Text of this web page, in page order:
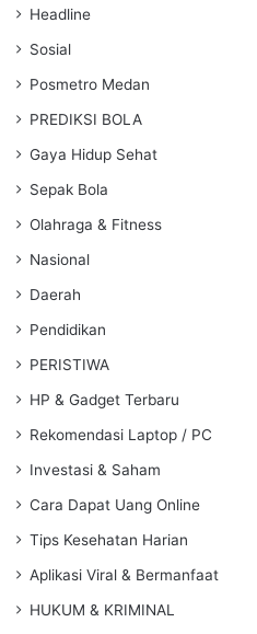
Headline
Sosial
Posmetro Medan
PREDIKSI BOLA
Gaya Hidup Sehat
Sepak Bola
Olahraga & Fitness
Nasional
Daerah
Pendidikan
PERISTIWA
HP & Gadget Terbaru
Rekomendasi Laptop / PC
Investasi & Saham
Cara Dapat Uang Online
Tips Kesehatan Harian
Aplikasi Viral & Bermanfaat
HUKUM & KRIMINAL